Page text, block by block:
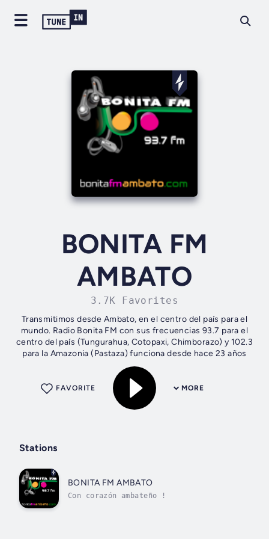
BONITA FM
AMBATO
3.7K Favorites
Transmitimos desde Ambato, en el centro del país para el
mundo. Radio Bonita FM con sus frecuencias 93.7 para el
centro del país (Tungurahua, Cotopaxi, Chimborazo) y 102.3
para la Amazonia (Pastaza) funciona desde hace 23 años
MORE
FAVORITE
Stations
BONITA FM AMBATO
Con corazón ambateño !